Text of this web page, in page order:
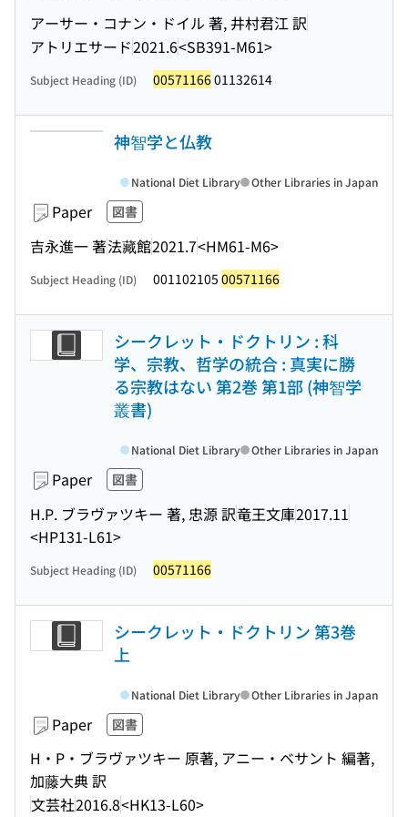
アーサー・コナン・ドイル 著, 井村君江 訳
アトリエサード2021.6<SB391-M61>
Subject Heading (ID) 0057116601132614
神智学と仏教
Paper 図書
吉永進一 著法藏館2021.7<HM61-M6>
National Diet Library Other Libraries in Japan
Subject Heading (ID) 001102105 00571166
シークレット・ドクトリン : 科
学、宗教、哲学の統合 : 真実に勝
る宗教はない 第2巻 第1部 (神智学
叢書)
Paper 図書
H.P. ブラヴァツキー 著, 忠源 訳竜王文庫2017.11
<HP131-L61>
National Diet Library Other Libraries in Japan
Subject Heading (ID) 00571166
シークレット・ドクトリン 第3巻
上
Paper 図書
H・P・ブラヴァツキー 原著, アニー・ベサント 編著,
加藤大典 訳
文芸社2016.8<HK13-L60>
National Diet Library Other Libraries in Japan